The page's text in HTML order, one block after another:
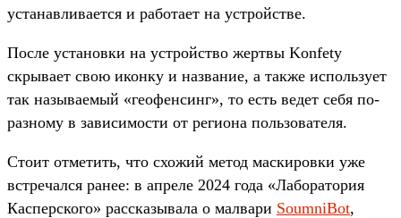
устанавливается и работает на устройстве.
После установки на устройство жертвы Konfety
скрывает свою иконку и название, а также использует
так называемый «геофенсинг», то есть ведет себя по-
разному в зависимости от региона пользователя.
Стоит отметить, что схожий метод маскировки уже
встречался ранее: в апреле 2024 года «Лаборатория
Касперского» рассказывала о малвари SoumniBot,